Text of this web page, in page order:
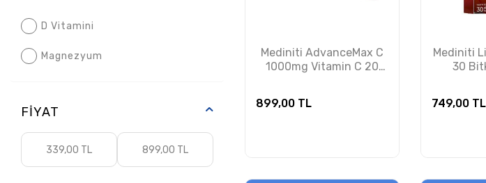
D Vitamini
Magnezyum
FIYAT
Mediniti AdvanceMax C
1000mg Vitamin C 20
899,00 TL
Mediniti
30
749,00 TL